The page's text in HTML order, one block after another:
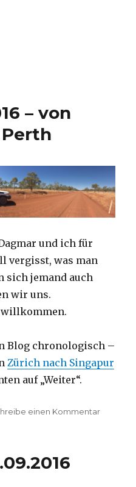
– von
und ich für
vergisst, was man
sich jemand auch
wir uns.
Blog chronologisch –
Zürich nach Singapur
auf „Weiter“.
einen Kommentarzu